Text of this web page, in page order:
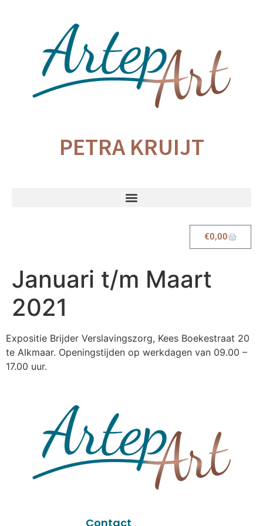
PETRA KRUIJT
€0,00
Januari t/m Maart
2021
Expositie Brijder Verslavingszorg, Kees Boekestraat 20
te Alkmaar. Openingstijden op werkdagen van 09.00 –
17.00 uur.
Contact